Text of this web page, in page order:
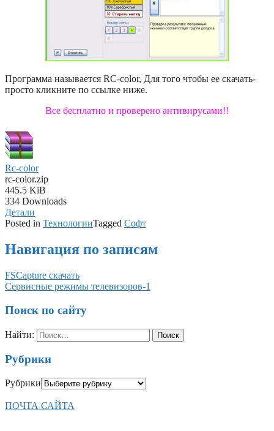
Программа называется RC-color, Для того чтобы ее скачать-
просто кликните по ссылке ниже.
Все бесплатно и проверено антивирусами!!
Rc-color
rc-color.zip
445.5 KiB
334 Downloads
Детали
Posted in ТехнологииTagged Софт
Навигация по записям
FSCapture скачать
Сервисные режимы телевизоров-1
Поиск по сайту
Найти:
Рубрики
Рубрики
ПОЧТА САЙТА